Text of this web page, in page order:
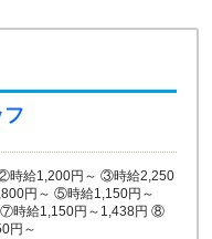
時給1,200円～ ③時給2,250
円～ ⑤時給1,150円～
時給1,150円～1,438円 ⑧
円～